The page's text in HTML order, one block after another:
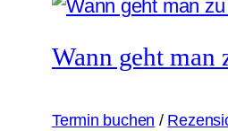
Wann geht man
Termin buchen /